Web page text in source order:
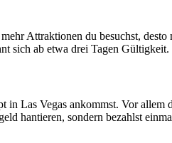
Attraktionen du besuchst,
sich ab etwa drei Tagen Gültigkeit.
in Las Vegas ankommst. Vor allem
hantieren, sondern bezahlst